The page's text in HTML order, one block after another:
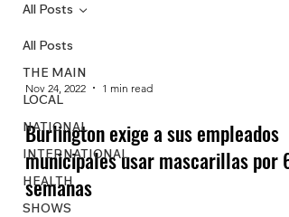
All Posts
THE MAIN
LOCAL
NATIONAL
INTERNATIONAL
HEALTH
SHOWS
All Posts
Nov 24, 2022 1 min read
Burlington exige a sus empleados
municipales usar mascarillas por 6
semanas